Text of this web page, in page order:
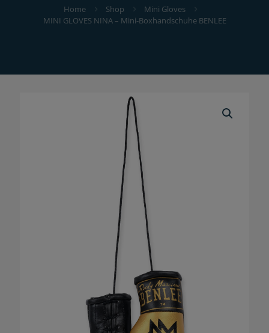
Home Shop
Mini Gloves
MINI GLOVES NINA – Mini-Boxhandschuhe BENLEE